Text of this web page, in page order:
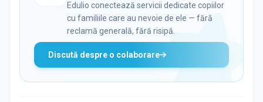
Edulio conectează servicii dedicate copiilor
cu familiile care au nevoie de ele — fără
reclamă generală, fără risipă.
Discută despre o colaborare